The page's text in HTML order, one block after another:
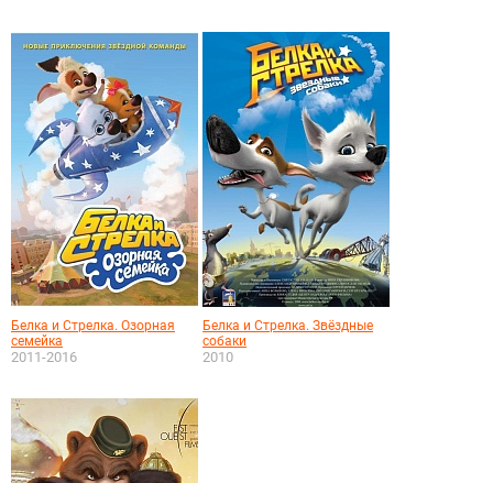
Белка и Стрелка. Озорная
семейка
2011-2016
Белка и Стрелка. Звёздные
собаки
2010